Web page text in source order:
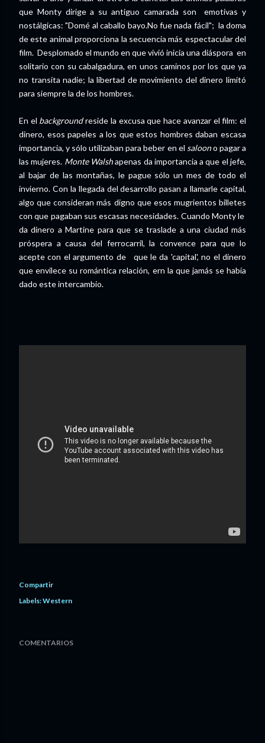
que Monty dirige a su antiguo camarada son emotivas y
nostálgicas: "Domé al caballo bayo.No fue nada fácil"; la doma
de este animal proporciona la secuencia más espectacular del
film. Desplomado el mundo en que vivió inicia una diáspora en
solitario con su cabalgadura, en unos caminos por los que ya
no transita nadie; la libertad de movimiento del dinero limitó
para siempre la de los hombres.
En el backgroundreside la excusa que hace avanzar el film: el
dinero, esos papeles a los que estos hombres daban escasa
importancia, y sólo utilizaban para beber en el saloono pagar a
las mujeres. Monte Walshapenas da importancia a que el jefe,
al bajar de las montañas, le pague sólo un mes de todo el
invierno. Con la llegada del desarrollo pasan a llamarle capital,
algo que consideran más digno que esos mugrientos billetes
con que pagaban sus escasas necesidades. Cuando Monty le
da dinero a Martine para que se traslade a una ciudad más
próspera a causa del ferrocarril, la convence para que lo
acepte con el argumento de que le da 'capital', no el dinero
que envilece su romántica relación, ern la que jamás se había
dado este intercambio.
Compartir
Labels:Western
COMENTARIOS